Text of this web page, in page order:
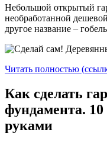
Небольшой открытый
необработанной
другое название –
Читать полностью
Как сделать
фундамента.
руками